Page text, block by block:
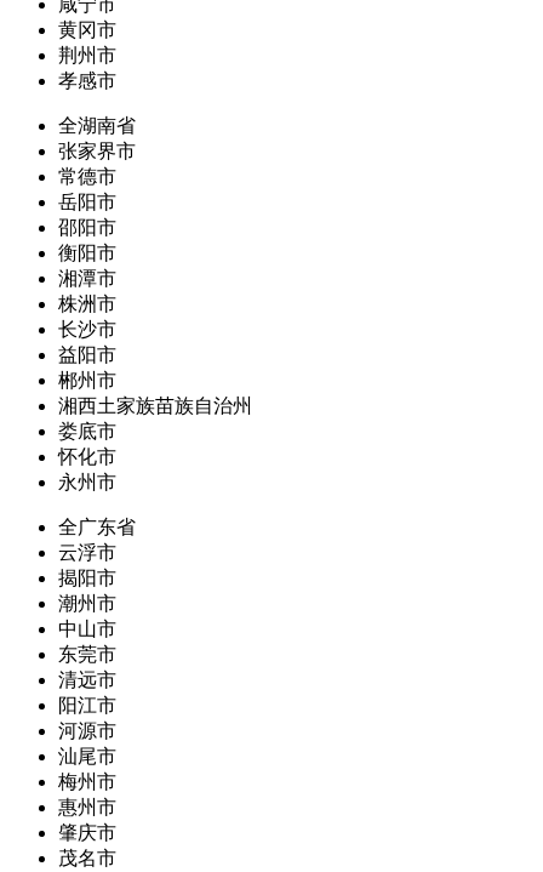
咸宁市
黄冈市
荆州市
孝感市
全湖南省
张家界市
常德市
岳阳市
邵阳市
衡阳市
湘潭市
株洲市
长沙市
益阳市
郴州市
湘西土家族苗族自治州
娄底市
怀化市
永州市
全广东省
云浮市
揭阳市
潮州市
中山市
东莞市
清远市
阳江市
河源市
汕尾市
梅州市
惠州市
肇庆市
茂名市